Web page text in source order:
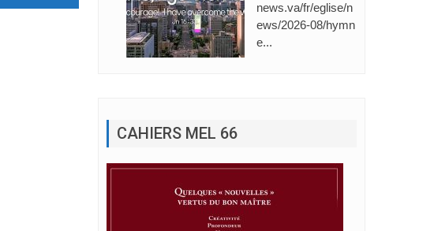
news.va/fr/eglise/n
ews/2026-08/hymn
e...
CAHIERS MEL 66